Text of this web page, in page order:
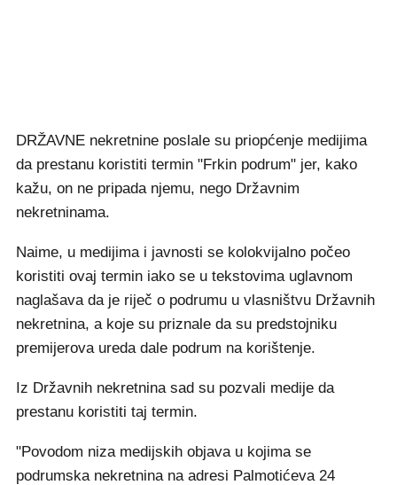
DRŽAVNE nekretnine poslale su priopćenje medijima
da prestanu koristiti termin "Frkin podrum" jer, kako
kažu, on ne pripada njemu, nego Državnim
nekretninama.
Naime, u medijima i javnosti se kolokvijalno počeo
koristiti ovaj termin iako se u tekstovima uglavnom
naglašava da je riječ o podrumu u vlasništvu Državnih
nekretnina, a koje su priznale da su predstojniku
premijerova ureda dale podrum na korištenje.
Iz Državnih nekretnina sad su pozvali medije da
prestanu koristiti taj termin.
"Povodom niza medijskih objava u kojima se
podrumska nekretnina na adresi Palmotićeva 24